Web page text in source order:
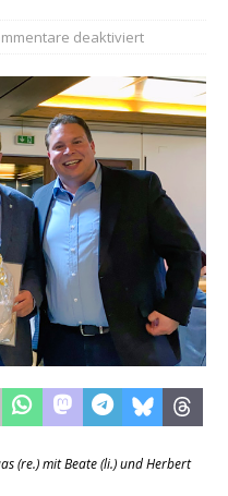
deaktiviert
(re.) mit Beate (li.) und Herbert